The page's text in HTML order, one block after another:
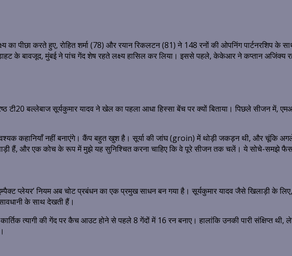
का पीछा करते हुए, रोहित शर्मा (78) और रयान रिकलटन (81) ने 148 रनों की ओपनिंग पार्टनरशिप
के बावजूद, मुंबई ने पांच गेंद शेष रहते लक्ष्य हासिल कर लिया। इससे पहले, केकेआर ने कप्तान
टी20 बल्लेबाज सूर्यकुमार यादव ने खेल का पहला आधा हिस्सा बेंच पर क्यों बिताया। पिछले सीजन में,
कहानियाँ नहीं बनाएंगे। कैंप बहुत खुश है। सूर्या की जांघ (groin) में थोड़ी जकड़न थी, और चूंकि
हैं, और एक कोच के रूप में मुझे यह सुनिश्चित करना चाहिए कि वे पूरे सीजन तक चलें। ये सोचे-समझे
प्लेयर’ नियम अब चोट प्रबंधन का एक प्रमुख साधन बन गया है। सूर्यकुमार यादव जैसे खिलाड़ी के
के साथ देखती हैं।
त्यागी की गेंद पर कैच आउट होने से पहले 8 गेंदों में 16 रन बनाए। हालांकि उनकी पारी संक्षिप्त